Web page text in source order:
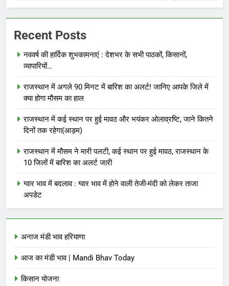
Recent Posts
नववर्ष की हार्दिक शुभकामनाएं : देशभर के सभी पाठकों, किसानों,
व्यापारियों…
राजस्थान में अगले 90 मिनट में बारिश का अलर्ट! जानिए आपके जिले में
क्या होगा मौसम का हाल
राजस्थान में कई स्थान पर हुई मावठ और भयंकर ओलाव्रष्टि, जाने कितने
दिनों तक रहेगा(आड़म)
राजस्थान में मौसम ने मारी पलटी, कई स्थान पर हुई मावठ, राजस्थान के
10 जिलों में बारिश का अलर्ट जारी
ग्वार भाव में बदलाव : ग्वार भाव में होने वाली तेजी-मंदी को लेकर ताजा
अपडेट
अनाज मंडी भाव हरियाणा
आज का मंडी भाव | Mandi Bhav Today
किसान योजना